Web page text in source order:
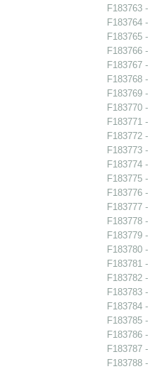
F183763
F183764
F183765
F183766
F183767
F183768
F183769
F183770
F183771
F183772
F183773
F183774
F183775
F183776
F183777
F183778
F183779
F183780
F183781
F183782
F183783
F183784
F183785
F183786
F183787
F183788